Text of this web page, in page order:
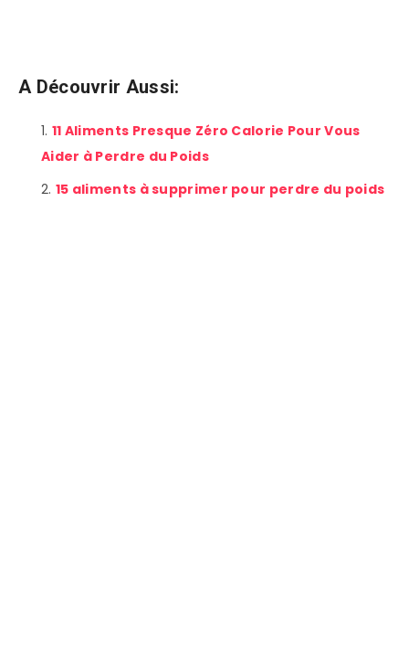
A Découvrir Aussi:
11 Aliments Presque Zéro Calorie Pour Vous
Aider à Perdre du Poids
15 aliments à supprimer pour perdre du poids